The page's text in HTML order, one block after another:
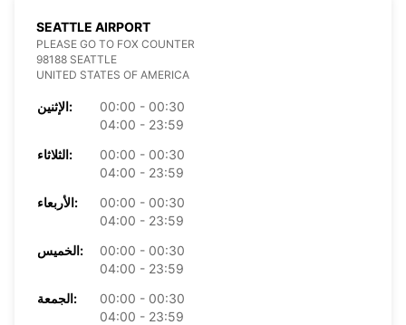
SEATTLE AIRPORT
PLEASE GO TO FOX COUNTER
98188 SEATTLE
UNITED STATES OF AMERICA
الإثنين:
00:00 - 00:30
04:00 - 23:59
الثلاثاء:
00:00 - 00:30
04:00 - 23:59
الأربعاء:
00:00 - 00:30
04:00 - 23:59
الخميس:
00:00 - 00:30
04:00 - 23:59
الجمعة:
00:00 - 00:30
04:00 - 23:59